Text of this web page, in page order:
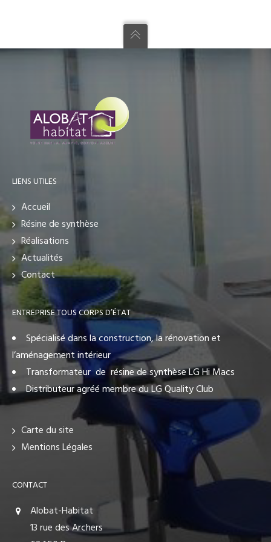
LIENS UTILES
Accueil
Résine de synthèse
Réalisations
Actualités
Contact
ENTREPRISE TOUS CORPS D’ÉTAT
Spécialisé dans la construction, la rénovation et
l’aménagement intérieur
Transformateur de résine de synthèse LG Hi Macs
Distributeur agréé membre du LG Quality Club
Carte du site
Mentions Légales
CONTACT
Alobat-Habitat
13 rue des Archers